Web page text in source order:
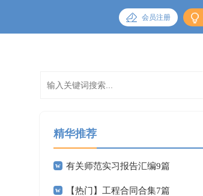
会员注册
精华推荐
有关师范实习报告汇编9篇
【热门】工程合同合集7篇